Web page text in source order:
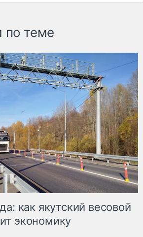
по теме
как якутский весовой
экономику